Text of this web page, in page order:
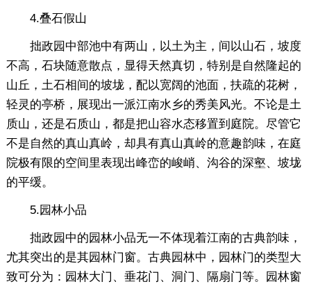
4.叠石假山
拙政园中部池中有两山，以土为主，间以山石，坡度
不高，石块随意散点，显得天然真切，特别是自然隆起的
山丘，土石相间的坡垅，配以宽阔的池面，扶疏的花树，
轻灵的亭桥，展现出一派江南水乡的秀美风光。不论是土
质山，还是石质山，都是把山容水态移置到庭院。尽管它
不是自然的真山真岭，却具有真山真岭的意趣韵味，在庭
院极有限的空间里表现出峰峦的峻峭、沟谷的深壑、坡垅
的平缓。
5.园林小品
拙政园中的园林小品无一不体现着江南的古典韵味，
尤其突出的是其园林门窗。古典园林中，园林门的类型大
致可分为：园林大门、垂花门、洞门、隔扇门等。园林窗